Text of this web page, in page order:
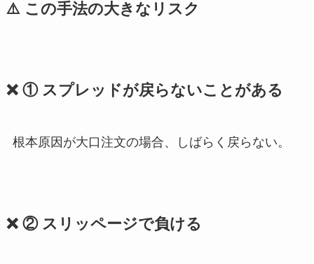
⚠️ この手法の大きなリスク
❌ ① スプレッドが戻らないことがある
根本原因が大口注文の場合、しばらく戻らない。
❌ ② スリッページで負ける